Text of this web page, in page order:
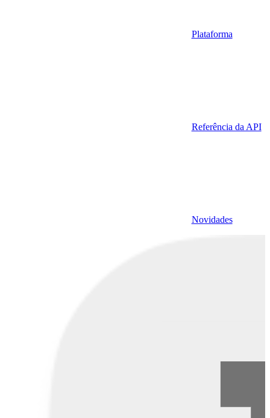
Plataforma
Referência da API
Novidades